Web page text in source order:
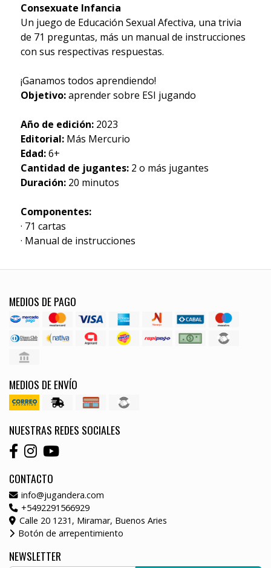
Consexuate Infancia
Un juego de Educación Sexual Afectiva, una trivia
de 71 preguntas, más un manual de instrucciones
con sus respectivas respuestas.
¡Ganamos todos aprendiendo!
Objetivo:aprender sobre ESI jugando
Año de edición:2023
Editorial: Más Mercurio
Edad:6+
Cantidad de jugantes: 2 o más jugantes
Duración: 20 minutos
Componentes:
· 71 cartas
· Manual de instrucciones
MEDIOS DE PAGO
MEDIOS DE ENVÍO
NUESTRAS REDES SOCIALES
CONTACTO
info@jugandera.com
+5492291566929
Calle 20 1231, Miramar, Buenos Aries
Botón de arrepentimiento
NEWSLETTER